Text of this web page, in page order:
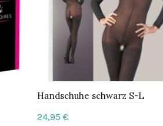
Handschuhe schwarz S-L
24,95 €